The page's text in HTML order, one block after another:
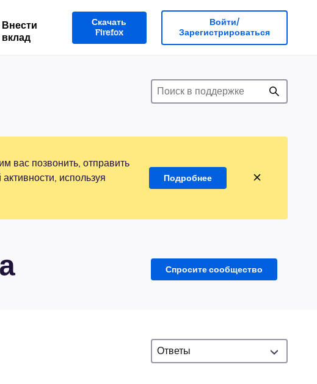
Внести
вклад
Скачать
Firefox
Войти/
Зарегистрироваться
вас позвонить, отправить
используя
Подробнее
Спросите сообщество